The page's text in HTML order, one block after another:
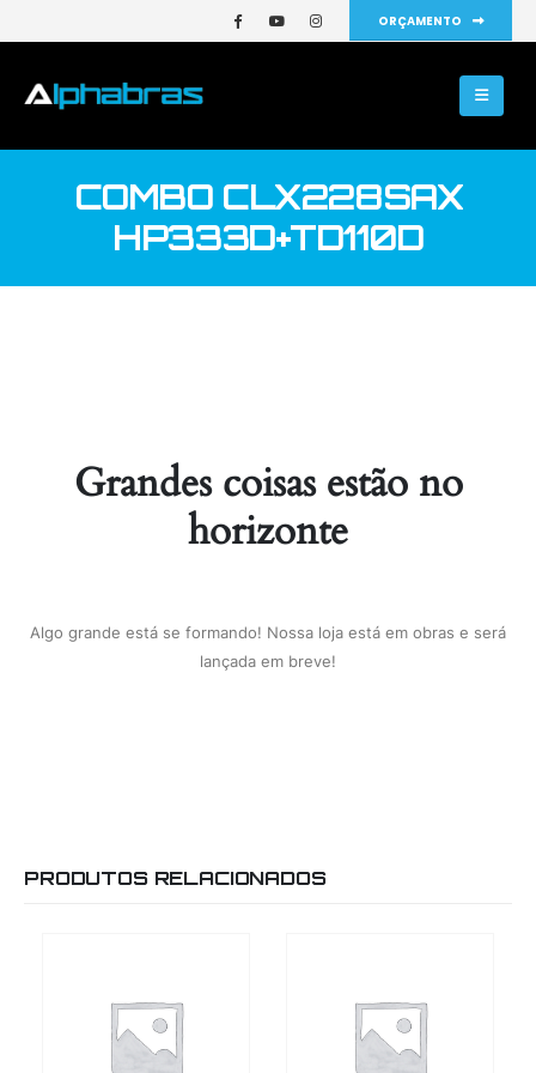
ORÇAMENTO
COMBO CLX228SAX
HP333D+TD110D
Grandes coisas estão no
horizonte
Algo grande está se formando! Nossa loja está em obras e será
lançada em breve!
PRODUTOS RELACIONADOS